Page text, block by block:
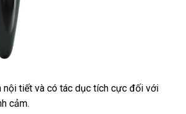
nội tiết đặt
và có tác dục tích cực đối Đức
với
cảm.